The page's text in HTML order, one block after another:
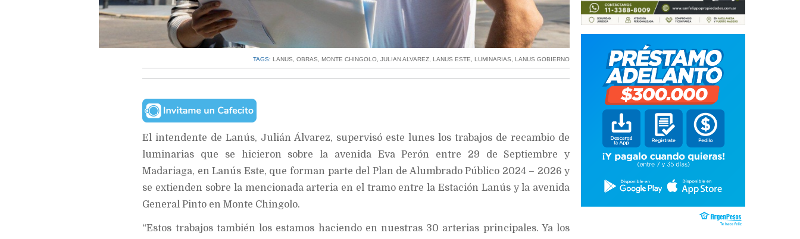
TAGS:LANUS ,OBRAS ,MONTE CHINGOLO ,JULIAN ALVAREZ ,LANUS ESTE ,LUMINARIAS ,LANUS GOBIERNO
El intendente de Lanús, Julián Álvarez, supervisó este lunes los trabajos de recambio de
luminarias que se hicieron sobre la avenida Eva Perón entre 29 de Septiembre y
Madariaga, en Lanús Este, que forman parte del Plan de Alumbrado Público 2024 – 2026 y
se extienden sobre la mencionada arteria en el tramo entre la Estación Lanús y la avenida
General Pinto en Monte Chingolo.
“Estos trabajos también los estamos haciendo en nuestras 30 arterias principales. Ya los